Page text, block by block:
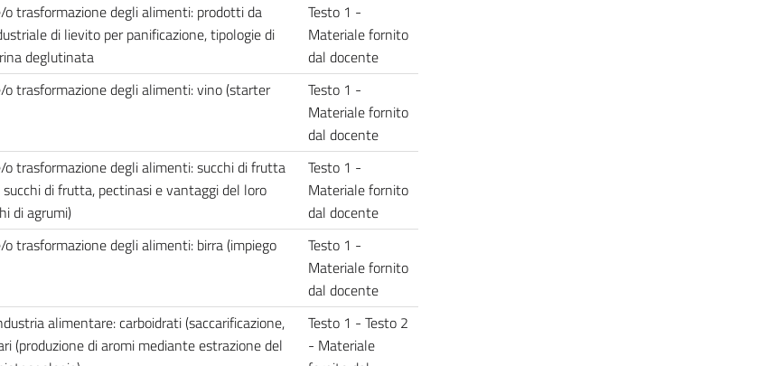
trasformazione degli alimenti: prodotti da
di lievito per panificazione, tipologie di
deglutinata
Testo 1 -
Materiale fornito
dal docente
trasformazione degli alimenti: vino (starter
Testo 1 -
Materiale fornito
dal docente
trasformazione degli alimenti: succhi di frutta
di frutta, pectinasi e vantaggi del loro
di agrumi)
Testo 1 -
Materiale fornito
dal docente
trasformazione degli alimenti: birra (impiego
Testo 1 -
Materiale fornito
dal docente
alimentare: carboidrati (saccarificazione,
(produzione di aromi mediante estrazione del
Testo 1 - Testo 2
- Materiale